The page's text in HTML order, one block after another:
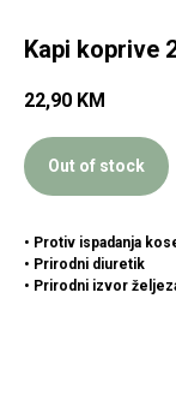
Kapi koprive
22,90 KM
Out of stock
• Protiv ispadanja
• Prirodni diuretik
• Prirodni izvor